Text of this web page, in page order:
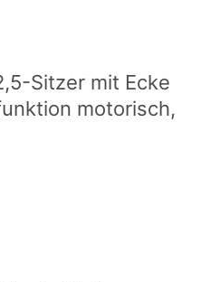
Sitzer mit Ecke
motorisch,